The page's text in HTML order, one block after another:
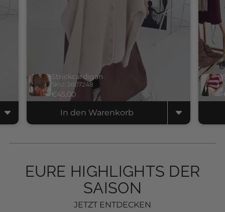
Strickcardigan
SKU: 2607248
€45,00
In den Warenkorb
EURE HIGHLIGHTS DER
SAISON
JETZT ENTDECKEN